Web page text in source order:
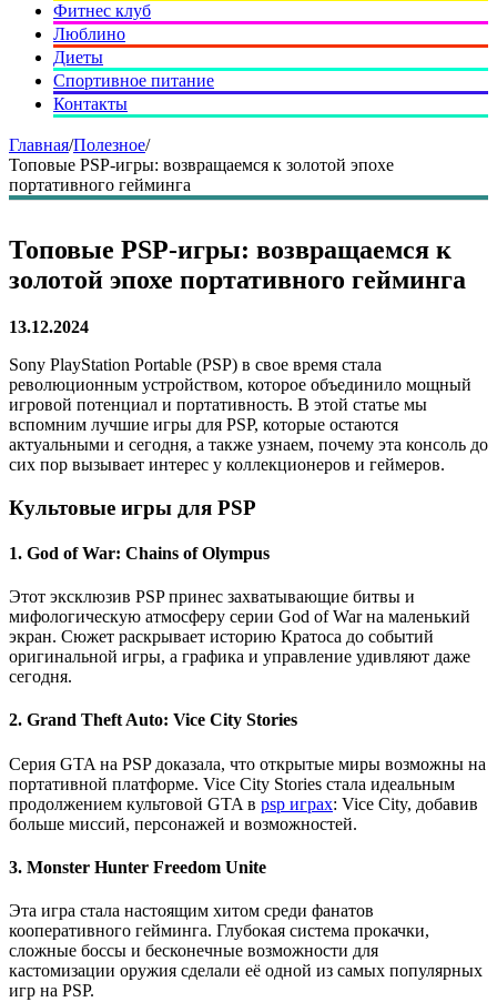
Фитнес клуб
Люблино
Диеты
Спортивное питание
Контакты
Главная/Полезное/
Топовые PSP-игры: возвращаемся к золотой эпохе
портативного гейминга
Топовые PSP-игры: возвращаемся к
золотой эпохе портативного гейминга
13.12.2024
Sony PlayStation Portable (PSP) в свое время стала
революционным устройством, которое объединило мощный
игровой потенциал и портативность. В этой статье мы
вспомним лучшие игры для PSP, которые остаются
актуальными и сегодня, а также узнаем, почему эта консоль до
сих пор вызывает интерес у коллекционеров и геймеров.
Культовые игры для PSP
1. God of War: Chains of Olympus
Этот эксклюзив PSP принес захватывающие битвы и
мифологическую атмосферу серии God of War на маленький
экран. Сюжет раскрывает историю Кратоса до событий
оригинальной игры, а графика и управление удивляют даже
сегодня.
2. Grand Theft Auto: Vice City Stories
Серия GTA на PSP доказала, что открытые миры возможны на
портативной платформе. Vice City Stories стала идеальным
продолжением культовой GTA в psp играх: Vice City, добавив
больше миссий, персонажей и возможностей.
3. Monster Hunter Freedom Unite
Эта игра стала настоящим хитом среди фанатов
кооперативного гейминга. Глубокая система прокачки,
сложные боссы и бесконечные возможности для
кастомизации оружия сделали её одной из самых популярных
игр на PSP.